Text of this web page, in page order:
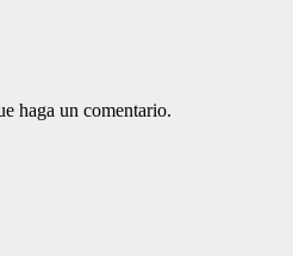
haga un comentario.